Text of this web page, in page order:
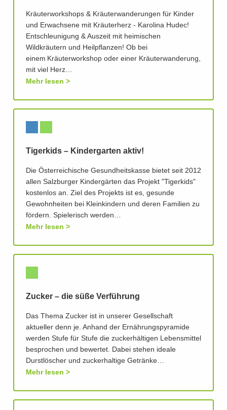
Kräuterworkshops & Kräuterwanderungen für Kinder
und Erwachsene mit Kräuterherz - Karolina Hudec!
Entschleunigung & Auszeit mit heimischen
Wildkräutern und Heilpflanzen! Ob bei
einem Kräuterworkshop oder einer Kräuterwanderung,
mit viel Herz…
Mehr lesen
Tigerkids – Kindergarten aktiv!
Die Österreichische Gesundheitskasse bietet seit 2012
allen Salzburger Kindergärten das Projekt "Tigerkids"
kostenlos an. Ziel des Projekts ist es, gesunde
Gewohnheiten bei Kleinkindern und deren Familien zu
fördern. Spielerisch werden…
Mehr lesen
Zucker – die süße Verführung
Das Thema Zucker ist in unserer Gesellschaft
aktueller denn je. Anhand der Ernährungspyramide
werden Stufe für Stufe die zuckerhältigen Lebensmittel
besprochen und bewertet. Dabei stehen ideale
Durstlöscher und zuckerhaltige Getränke…
Mehr lesen